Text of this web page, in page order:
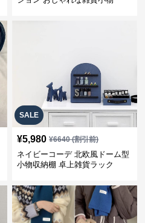
SALE
¥5,980 ¥6640(割引前)
ネイビーコーデ 北欧風ドーム型
小物収納棚 卓上雑貨ラック